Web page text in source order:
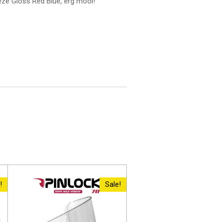
Sale!